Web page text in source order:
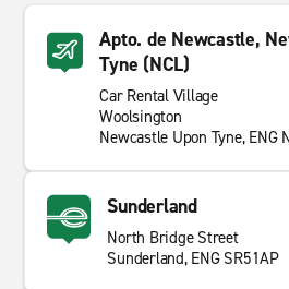
Apto. de Newcastle,
Tyne (NCL)
Car Rental Village
Woolsington
Newcastle Upon Tyne, ENG
Sunderland
North Bridge Street
Sunderland, ENG SR51AP